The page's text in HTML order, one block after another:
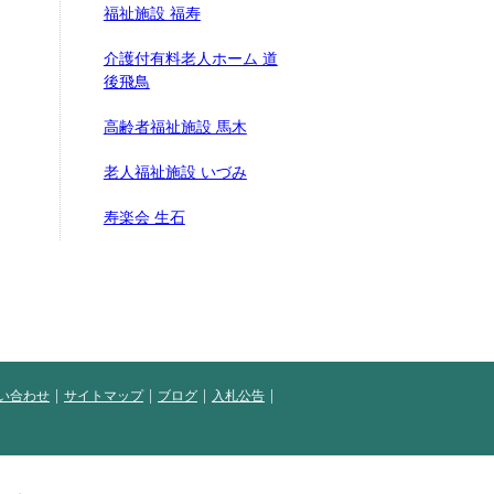
福祉施設 福寿
介護付有料老人ホーム 道
後飛鳥
高齢者福祉施設 馬木
老人福祉施設 いづみ
寿楽会 生石
合わせ サイトマップ ブログ 入札公告